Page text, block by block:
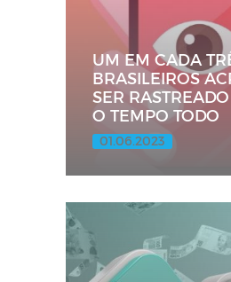
UM EM CADA
BRASILEIROS
SER
O TEMPO TODO
01.06.2023